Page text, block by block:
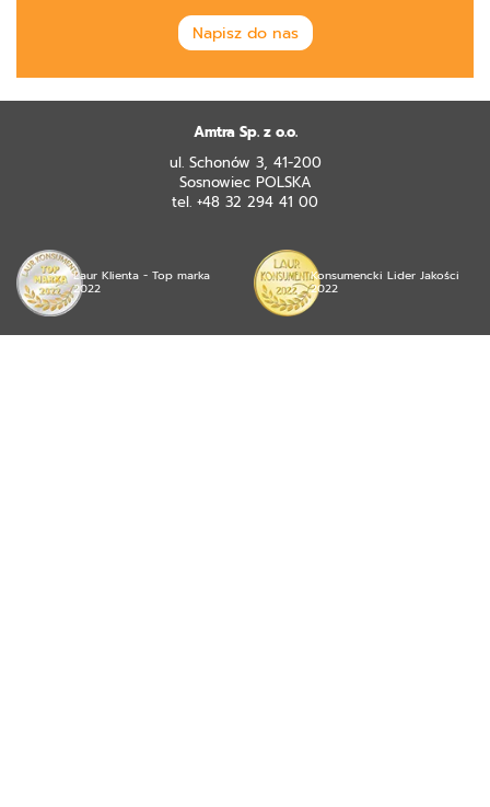
Napisz do nas
Amtra Sp. z o.o.
ul. Schonów 3, 41-200
Sosnowiec POLSKA
tel. +48 32 294 41 00
Laur Klienta - Top marka
2022
Konsumencki Lider Jakości
2022